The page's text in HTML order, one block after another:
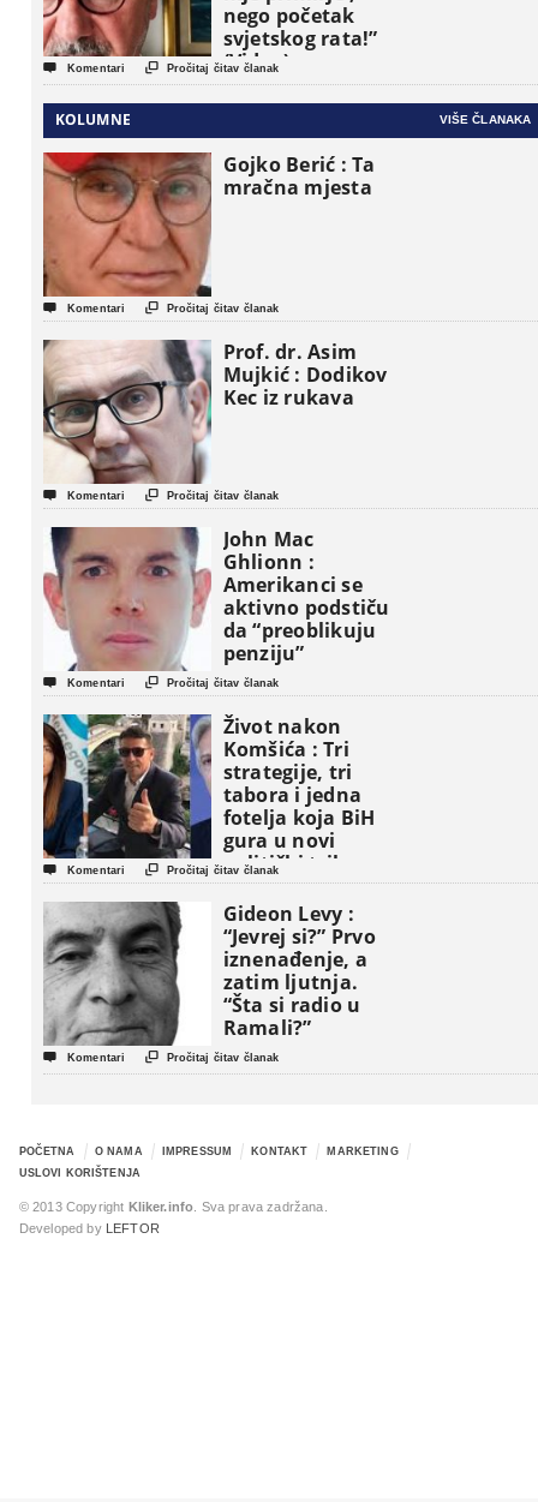
nego početak
svjetskog rata!”
(Video)
 Komentari  Pročitaj čitav članak
KOLUMNE VIŠE ČLANAKA
Gojko Berić : Ta
mračna mjesta
 Komentari  Pročitaj čitav članak
Prof. dr. Asim
Mujkić : Dodikov
Kec iz rukava
 Komentari  Pročitaj čitav članak
John Mac
Ghlionn :
Amerikanci se
aktivno podstiču
da “preoblikuju
penziju”
 Komentari  Pročitaj čitav članak
Život nakon
Komšića : Tri
strategije, tri
tabora i jedna
fotelja koja BiH
gura u novi
politički triler
 Komentari  Pročitaj čitav članak
Gideon Levy :
“Jevrej si?” Prvo
iznenađenje, a
zatim ljutnja.
“Šta si radio u
Ramali?”
 Komentari  Pročitaj čitav članak
POČETNA O NAMA IMPRESSUM KONTAKT
MARKETING
USLOVI KORIŠTENJA
© 2013 Copyright Kliker.info . Sva prava zadržana.
Developed by
LEFTOR